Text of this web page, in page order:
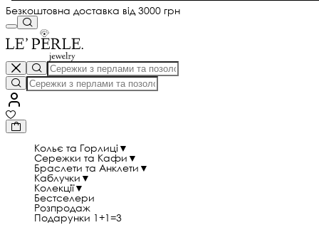
Безкоштовна доставка від 3000 грн
Кольє та Горлиці ▼
Сережки та Кафи ▼
Браслети та Анклети ▼
Каблучки ▼
Колекції▼
Бестселери
Розпродаж
Подарунки 1+1=3